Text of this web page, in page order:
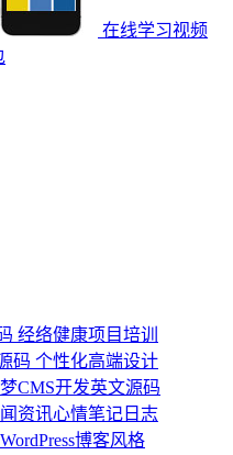
在线学习视频
经络健康项目培训
码 个性化高端设计
CMS开发英文源码
资讯心情笔记日志
博客风格